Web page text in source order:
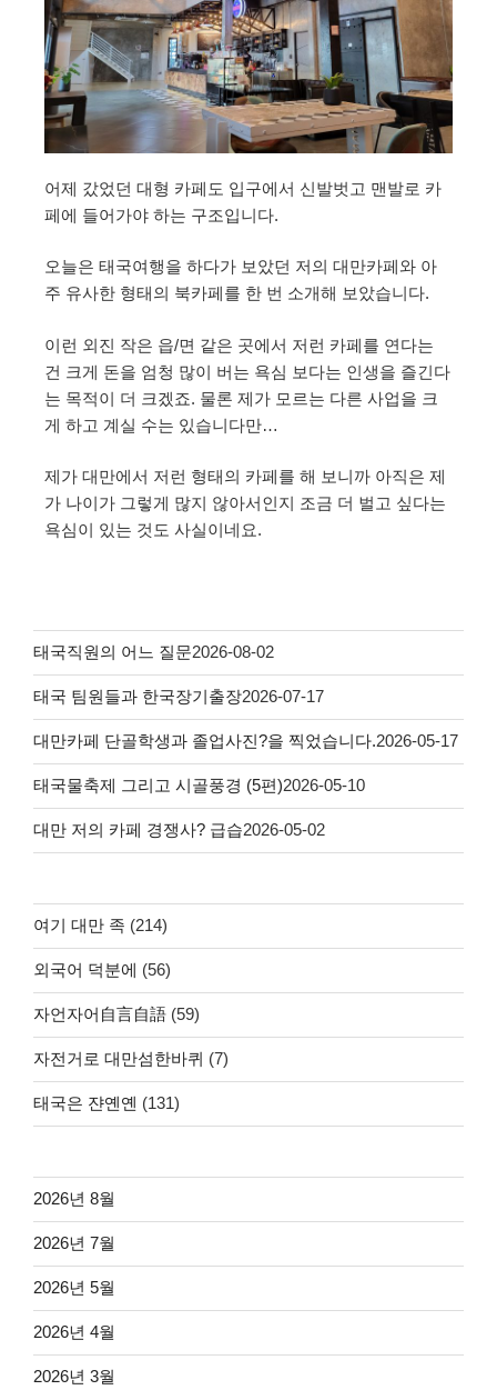
어제 갔었던 대형 카페도 입구에서 신발벗고 맨발로 카
페에 들어가야 하는 구조입니다.
오늘은 태국여행을 하다가 보았던 저의 대만카페와 아
주 유사한 형태의 북카페를 한 번 소개해 보았습니다.
이런 외진 작은 읍/면 같은 곳에서 저런 카페를 연다는
건 크게 돈을 엄청 많이 버는 욕심 보다는 인생을 즐긴다
는 목적이 더 크겠죠. 물론 제가 모르는 다른 사업을 크
게 하고 계실 수는 있습니다만…
제가 대만에서 저런 형태의 카페를 해 보니까 아직은 제
가 나이가 그렇게 많지 않아서인지 조금 더 벌고 싶다는
욕심이 있는 것도 사실이네요.
태국직원의 어느 질문2026-08-02
태국 팀원들과 한국장기출장2026-07-17
대만카페 단골학생과 졸업사진?을 찍었습니다.2026-05-17
태국물축제 그리고 시골풍경 (5편)2026-05-10
대만 저의 카페 경쟁사? 급습2026-05-02
여기 대만 족 (214)
외국어 덕분에 (56)
자언자어自言自語 (59)
자전거로 대만섬한바퀴 (7)
태국은 쟌옌옌 (131)
2026년 8월
2026년 7월
2026년 5월
2026년 4월
2026년 3월